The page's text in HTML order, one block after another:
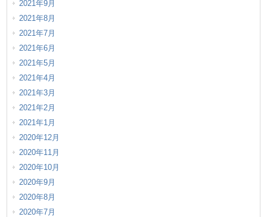
2021年9月
2021年8月
2021年7月
2021年6月
2021年5月
2021年4月
2021年3月
2021年2月
2021年1月
2020年12月
2020年11月
2020年10月
2020年9月
2020年8月
2020年7月